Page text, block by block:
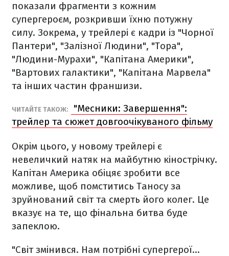
показали фрагменти з кожним
супергероєм, розкривши їхню потужну
силу. Зокрема, у трейлері є кадри із "Чорної
Пантери", "Залізної Людини", "Тора",
"Людини-Мурахи", "Капітана Америки",
"Вартових галактики", "Капітана Марвела"
та інших частин франшизи.
ЧИТАЙТЕ ТАКОЖ:
"Месники: Завершення":
трейлер та сюжет довгоочікуваного фільму
Окрім цього, у новому трейлері є
невеличкий натяк на майбутню кінострічку.
Капітан Америка обіцяє зробити все
можливе, щоб помститись Таносу за
зруйнований світ та смерть його колег. Це
вказує на те, що фінальна битва буде
запеклою.
"Світ змінився. Нам потрібні супергерої...